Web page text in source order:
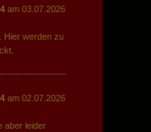
4am 03.07.2026
Hier werden zu
4am 02.07.2026
aber leider